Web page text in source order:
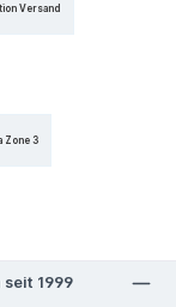
Versand
Zone 3
1999